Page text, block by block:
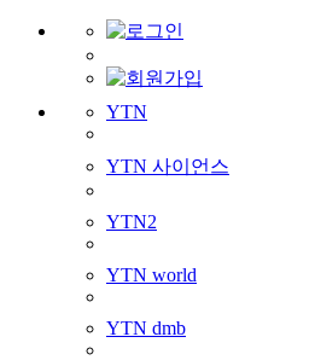
YTN
YTN 사이언스
YTN2
YTN world
YTN dmb